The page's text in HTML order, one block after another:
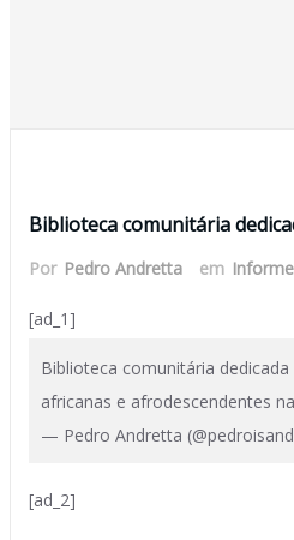
Biblioteca comunitária
Por Pedro Andretta em
[ad_1]
Biblioteca comunitária dedicada
africanas e afrodescendentes
— Pedro Andretta
[ad_2]